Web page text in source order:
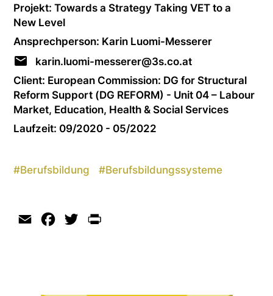
Projekt: Towards a Strategy Taking VET to a
New Level
Ansprechperson: Karin Luomi-Messerer
karin.luomi-messerer@3s.co.at
Client: European Commission: DG for Structural
Reform Support (DG REFORM) - Unit 04 – Labour
Market, Education, Health & Social Services
Laufzeit: 09/2020 - 05/2022
#Berufsbildung #Berufsbildungssysteme
Email Facebook
Twitter